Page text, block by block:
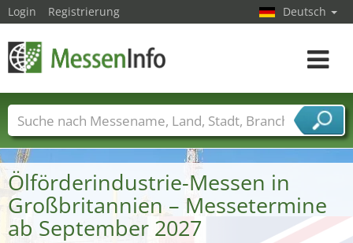
Ölförderindustrie-Messen in
Großbritannien – Messetermine
ab September 2027
Login Registrierung Deutsch
Toggle
Messenamen Länder Städte
Branchen
Dienstleisterbranchen